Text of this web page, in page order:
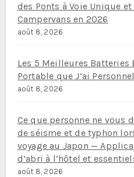
des Ponts à Voie Unique
Campervans en 2026
août 8, 2026
Les 5 Meilleures
Portable que J’ai
août 8, 2026
Ce que personne ne vous
de séisme et de typhon
voyage au Japon —
d’abri à l’hôtel et
août 8, 2026